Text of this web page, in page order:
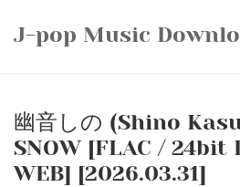
J-pop Music
幽音しの (Shino
SNOW [FLAC / 24bit
WEB] [2026.03.31]